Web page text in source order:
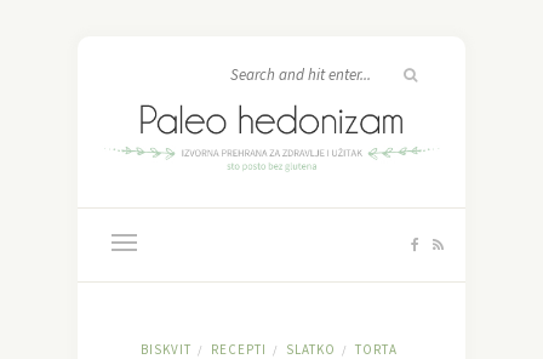
BISKVIT / RECEPTI / SLATKO / TORTA